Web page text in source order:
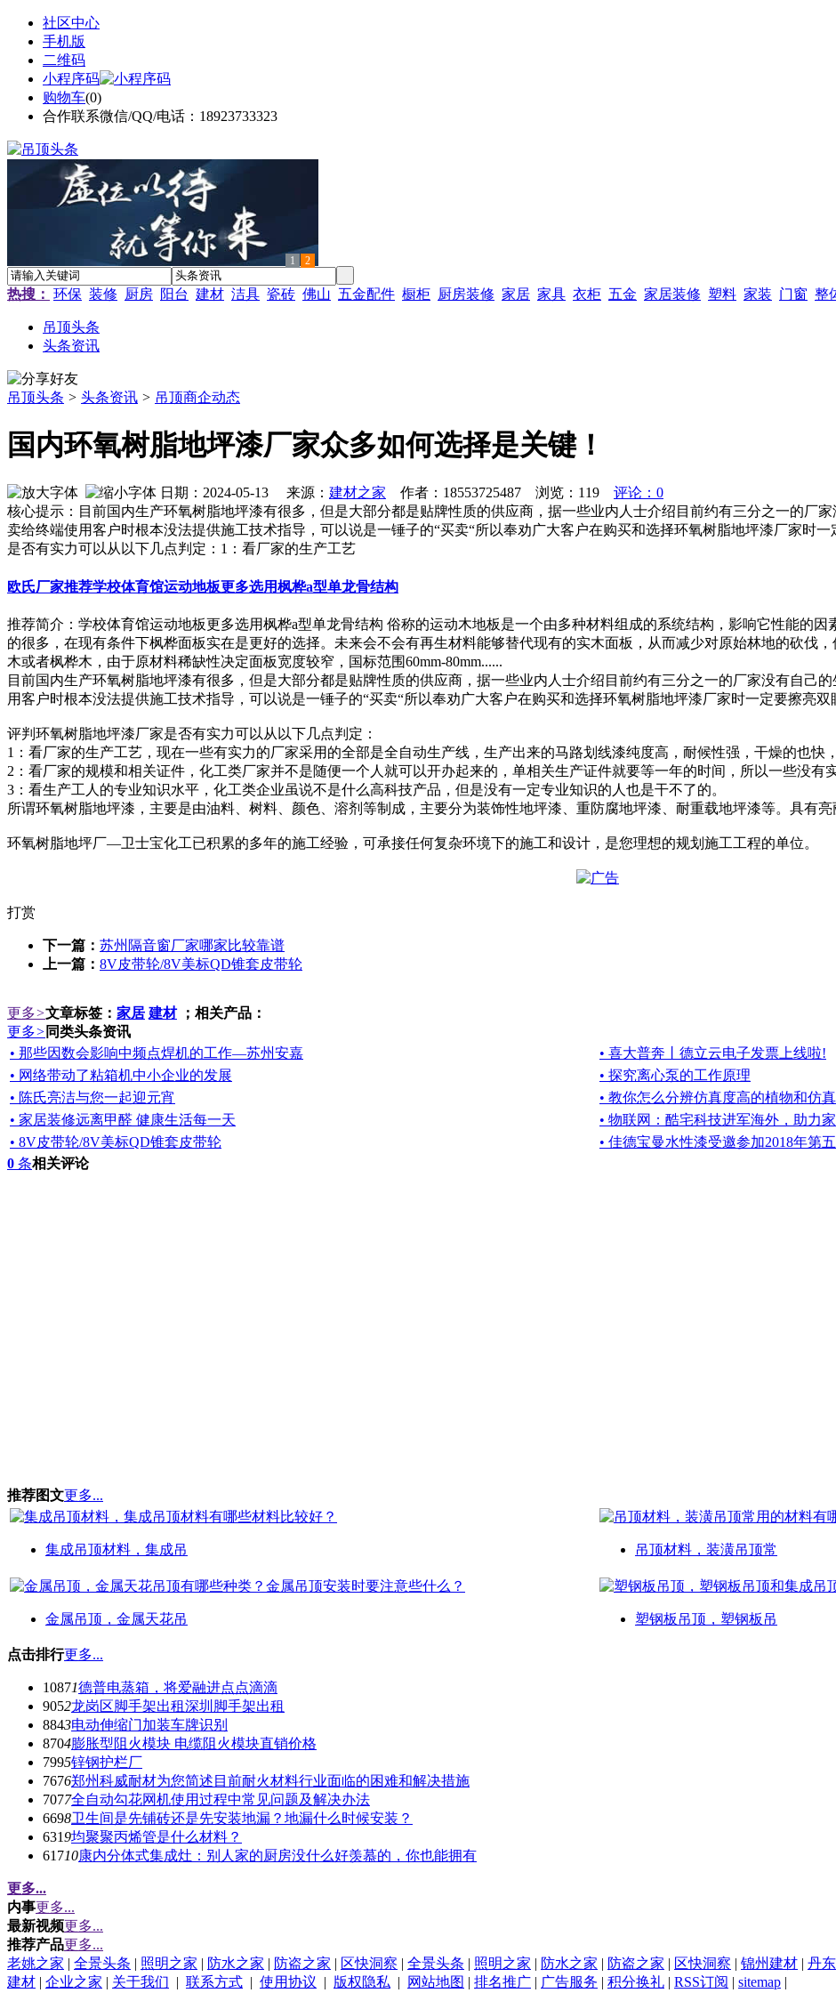
社区中心
手机版
二维码
小程序码
购物车(0)
合作联系微信/QQ/电话：18923733323
1 2
热搜： 环保 装修 厨房 阳台 建材 洁具 瓷砖 佛山 五金配件 橱柜 厨房装修 家居 家具 衣柜 五金 家居装修 塑料 家装 门窗 整
吊顶头条
头条资讯
吊顶头条 > 头条资讯 > 吊顶商企动态
国内环氧树脂地坪漆厂家众多如何选择是关键！
日期：2024-05-13 来源： 建材之家 作者：18553725487 浏览： 119
评论：0
核心提示：目前国内生产环氧树脂地坪漆有很多，但是大部分都是贴牌性质的供应商，据一些业内人士介绍目前约有三分之一的厂
卖给终端使用客户时根本没法提供施工技术指导，可以说是一锤子的“买卖“所以奉劝广大客户在购买和选择环氧树脂地坪漆厂家时
是否有实力可以从以下几点判定：1：看厂家的生产工艺
欧氏厂家推荐学校体育馆运动地板更多选用枫桦a型单龙骨结构
推荐简介：学校体育馆运动地板更多选用枫桦a型单龙骨结构 俗称的运动木地板是一个由多种材料组成的系统结构，影响它性能的
的很多，在现有条件下枫桦面板实在是更好的选择。未来会不会有再生材料能够替代现有的实木面板，从而减少对原始林地的砍伐
木或者枫桦木，由于原材料稀缺性决定面板宽度较窄，国标范围60mm-80mm......
目前国内生产环氧树脂地坪漆有很多，但是大部分都是贴牌性质的供应商，据一些业内人士介绍目前约有三分之一的厂家没有自己
用客户时根本没法提供施工技术指导，可以说是一锤子的“买卖“所以奉劝广大客户在购买和选择环氧树脂地坪漆厂家时一定要擦亮双
评判环氧树脂地坪漆厂家是否有实力可以从以下几点判定：
1：看厂家的生产工艺，现在一些有实力的厂家采用的全部是全自动生产线，生产出来的马路划线漆纯度高，耐候性强，干燥的也快
2：看厂家的规模和相关证件，化工类厂家并不是随便一个人就可以开办起来的，单相关生产证件就要等一年的时间，所以一些没有
3：看生产工人的专业知识水平，化工类企业虽说不是什么高科技产品，但是没有一定专业知识的人也是干不了的。
所谓环氧树脂地坪漆，主要是由油料、树料、颜色、溶剂等制成，主要分为装饰性地坪漆、重防腐地坪漆、耐重载地坪漆等。具有亮
环氧树脂地坪厂—卫士宝化工已积累的多年的施工经验，可承接任何复杂环境下的施工和设计，是您理想的规划施工工程的单位。
打赏
下一篇： 苏州隔音窗厂家哪家比较靠谱
上一篇： 8V皮带轮/8V美标QD锥套皮带轮
更多>文章标签： 家居 建材；相关产品：
更多> 同类头条资讯
• 那些因数会影响中频点焊机的工作—苏州安嘉
• 喜大普奔丨德立云电子发票上线啦!
• 网络带动了粘箱机中小企业的发展
• 探究离心泵的工作原理
• 陈氏亮洁与您一起迎元宵
• 教你怎么分辨仿真度高的植物和仿
• 家居装修远离甲醛 健康生活每一天
• 物联网：酷宅科技进军海外，助力
• 8V皮带轮/8V美标QD锥套皮带轮
• 佳德宝曼水性漆受邀参加2018年第
0 条相关评论
推荐图文更多...
集成吊顶材料，集成吊 吊顶材料，装潢吊顶常
金属吊顶，金属天花吊 塑钢板吊顶，塑钢板吊
点击排行更多...
10871德普电蒸箱，将爱融进点点滴滴
9052龙岗区脚手架出租深圳脚手架出租
8843电动伸缩门加装车牌识别
8704膨胀型阻火模块 电缆阻火模块直销价格
7995锌钢护栏厂
7676郑州科威耐材为您简述目前耐火材料行业面临的困难和解决措施
7077全自动勾花网机使用过程中常见问题及解决办法
6698卫生间是先铺砖还是先安装地漏？地漏什么时候安装？
6319均聚聚丙烯管是什么材料？
61710康内分体式集成灶：别人家的厨房没什么好羡慕的，你也能拥有
更多...
内事更多...
最新视频更多...
推荐产品更多...
老姚之家 | 全景头条 | 照明之家 | 防水之家 | 防盗之家 | 区快洞察 | 全景头条 | 照明之家 | 防水之家 | 防盗之家 | 区快洞察 | 锦州建材 | 丹
建材 | 企业之家 | 关于我们 | 联系方式 | 使用协议 | 版权隐私 | 网站地图 | 排名推广 | 广告服务 | 积分换礼 | RSS订阅 | sitemap |